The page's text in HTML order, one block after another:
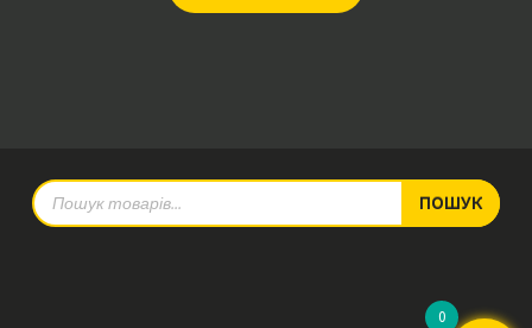
Products
search
ПОШУК
0